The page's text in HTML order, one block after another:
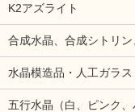
K2アズライト
合成水晶、合成シトリ
水晶模造品・人工ガラス
五行水晶（白、ピンク